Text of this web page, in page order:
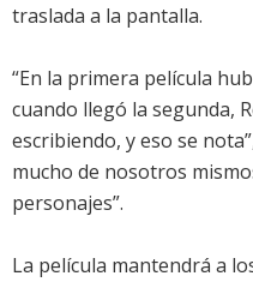
traslada a la pantalla.
“En la primera película
cuando llegó la segunda,
escribiendo, y eso se
mucho de nosotros
personajes”.
La película mantendrá a